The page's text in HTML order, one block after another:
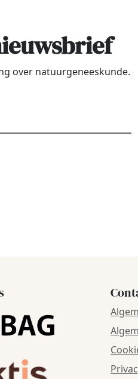
over natuurgeneeskunde.